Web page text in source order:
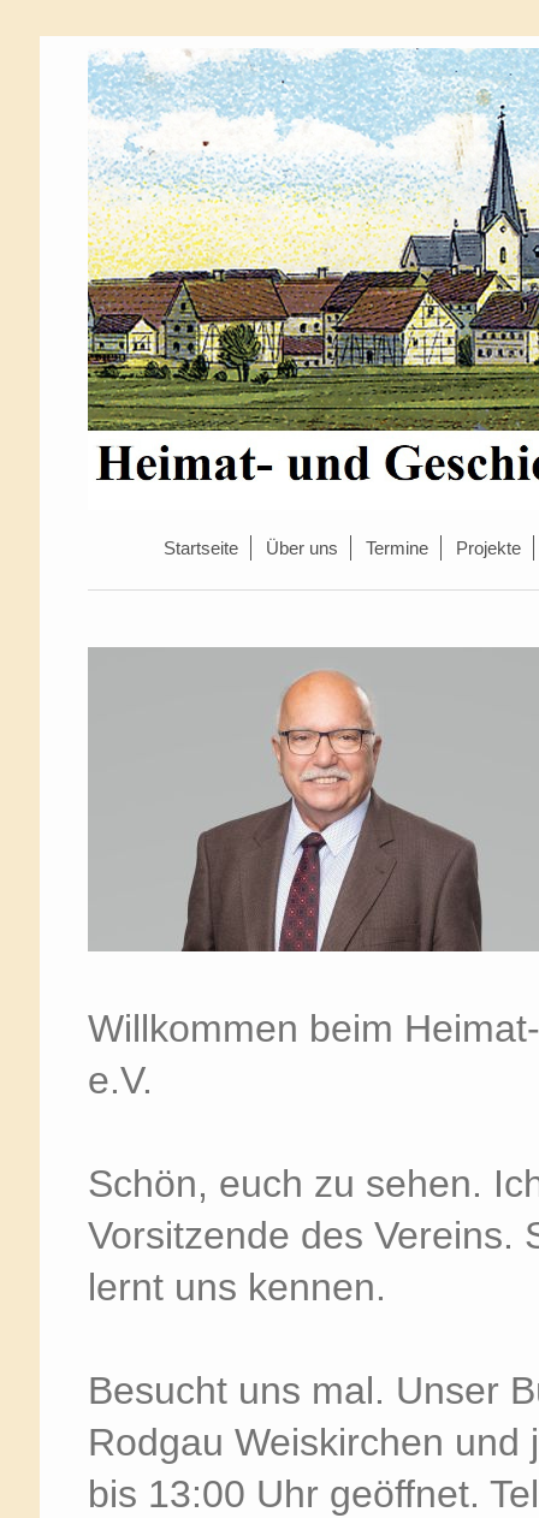
Startseite Über uns Termine Projekte
Willkommen beim
e.V.
Schön, euch zu sehen.
Vorsitzende des Vereins.
lernt uns kennen.
Besucht uns mal. Unser
Rodgau Weiskirchen
bis 13:00 Uhr geöffnet.